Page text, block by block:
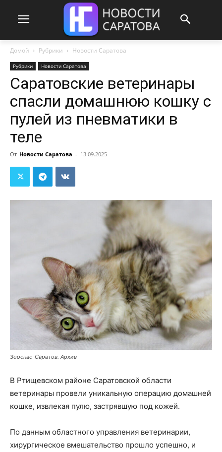
Домой Рубрики Новости Саратова
Рубрики Новости Саратова
Саратовские ветеринары
спасли домашнюю кошку с
пулей из пневматики в
теле
От Новости Саратова - 13.09.2025
Зооспас-Саратов. Архив
В Ртищевском районе Саратовской области
ветеринары провели уникальную операцию домашней
кошке, извлекая пулю, застрявшую под кожей.
По данным областного управления ветеринарии,
хирургическое вмешательство прошло успешно, и